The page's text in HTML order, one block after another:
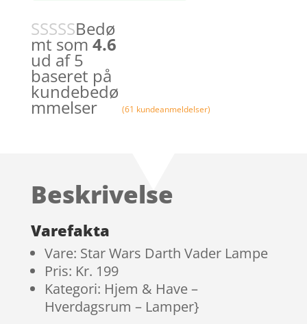
Bedø
mt som 4.6
ud af 5
baseret på
kundebedø
mmelser (61 kundeanmeldelser)
Beskrivelse
Varefakta
Vare: Star Wars Darth Vader Lampe
Pris: Kr. 199
Kategori: Hjem & Have –
Hverdagsrum – Lamper}